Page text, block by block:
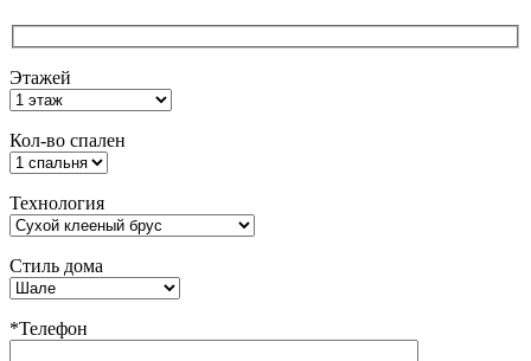
Этажей
Кол-во спален
Технология
Стиль дома
*Телефон